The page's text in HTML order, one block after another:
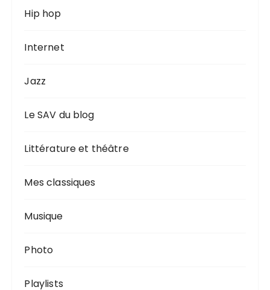
Hip hop
Internet
Jazz
Le SAV du blog
Littérature et théâtre
Mes classiques
Musique
Photo
Playlists